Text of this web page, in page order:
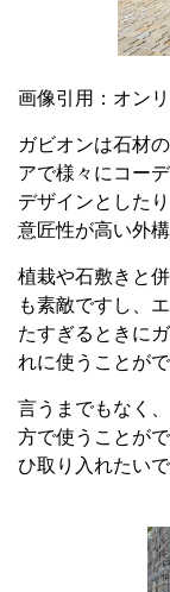
画像引用： オン
ガビオンは石材
アで様々にコー
デザインとした
意匠性が高い外
植栽や石敷きと
も素敵ですし、
たすぎるときに
れに使うことがで
言うまでもなく
方で使うことが
ひ取り入れたいで